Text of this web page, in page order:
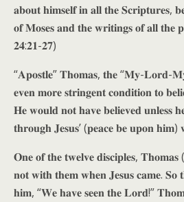
𝐚𝐛𝐨𝐮𝐭 𝐡𝐢𝐦𝐬𝐞𝐥𝐟 𝐢𝐧 𝐚𝐥𝐥 𝐭𝐡𝐞 𝐒𝐜𝐫𝐢𝐩𝐭𝐮𝐫𝐞𝐬,
𝐨𝐟 𝐌𝐨𝐬𝐞𝐬 𝐚𝐧𝐝 𝐭𝐡𝐞 𝐰𝐫𝐢𝐭𝐢𝐧𝐠𝐬 𝐨𝐟 𝐚𝐥𝐥
𝟐𝟒:𝟐𝟏-𝟐𝟕)
“𝐀𝐩𝐨𝐬𝐭𝐥𝐞” 𝐓𝐡𝐨𝐦𝐚𝐬, 𝐭𝐡𝐞 “𝐌𝐲-𝐋𝐨𝐫𝐝-
𝐞𝐯𝐞𝐧 𝐦𝐨𝐫𝐞 𝐬𝐭𝐫𝐢𝐧𝐠𝐞𝐧𝐭 𝐜𝐨𝐧𝐝𝐢𝐭𝐢𝐨𝐧 𝐭𝐨
𝐇𝐞 𝐰𝐨𝐮𝐥𝐝 𝐧𝐨𝐭 𝐡𝐚𝐯𝐞 𝐛𝐞𝐥𝐢𝐞𝐯𝐞𝐝 𝐮𝐧𝐥𝐞𝐬𝐬
𝐭𝐡𝐫𝐨𝐮𝐠𝐡 𝐉𝐞𝐬𝐮𝐬’ (𝐩𝐞𝐚𝐜𝐞 𝐛𝐞 𝐮𝐩𝐨𝐧 𝐡𝐢𝐦)
𝐎𝐧𝐞 𝐨𝐟 𝐭𝐡𝐞 𝐭𝐰𝐞𝐥𝐯𝐞 𝐝𝐢𝐬𝐜𝐢𝐩𝐥𝐞𝐬,
𝐧𝐨𝐭 𝐰𝐢𝐭𝐡 𝐭𝐡𝐞𝐦 𝐰𝐡𝐞𝐧 𝐉𝐞𝐬𝐮𝐬 𝐜𝐚𝐦𝐞. 𝐒𝐨
𝐡𝐢𝐦, “𝐖𝐞 𝐡𝐚𝐯𝐞 𝐬𝐞𝐞𝐧 𝐭𝐡𝐞 𝐋𝐨𝐫𝐝!”